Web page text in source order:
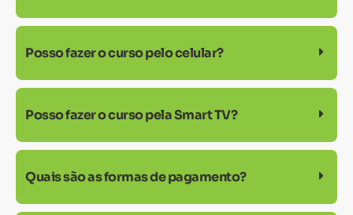
Posso fazer o curso pelo celular?
Posso fazer o curso pela Smart TV?
Quais são as formas de pagamento?